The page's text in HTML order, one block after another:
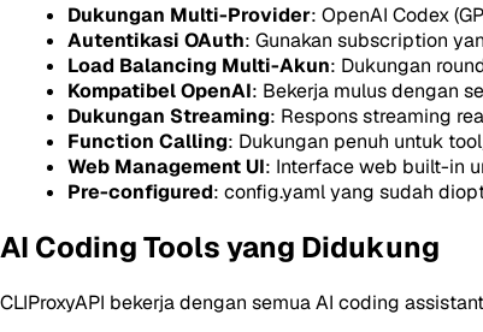
Dukungan Multi-Provider: OpenAI Codex
Autentikasi OAuth: Gunakan subscription
Load Balancing Multi-Akun: Dukungan
Kompatibel OpenAI: Bekerja mulus dengan
Dukungan Streaming: Respons streaming
Function Calling: Dukungan penuh untuk
Web Management UI: Interface web built-in
Pre-configured: config.yaml yang sudah
AI Coding Tools yang Didukung
CLIProxyAPI bekerja dengan semua AI coding